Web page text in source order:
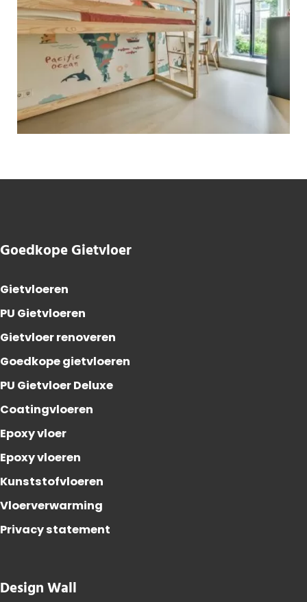
Goedkope Gietvloer
Gietvloeren
PU Gietvloeren
Gietvloer renoveren
Goedkope gietvloeren
PU Gietvloer Deluxe
Coatingvloeren
Epoxy vloer
Epoxy vloeren
Kunststofvloeren
Vloerverwarming
Privacy statement
Design Wall